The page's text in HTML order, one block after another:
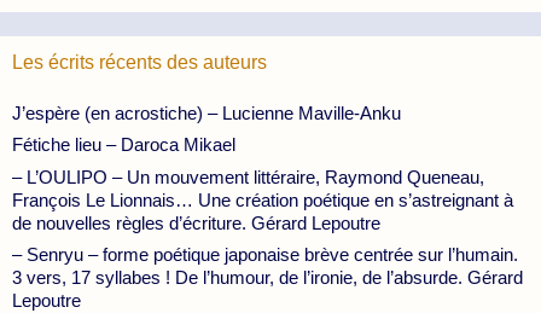
Les écrits récents des auteurs
J’espère (en acrostiche) – Lucienne Maville-Anku
Fétiche lieu – Daroca Mikael
– L’OULIPO – Un mouvement littéraire, Raymond Queneau,
François Le Lionnais… Une création poétique en s’astreignant à
de nouvelles règles d’écriture. Gérard Lepoutre
– Senryu – forme poétique japonaise brève centrée sur l’humain.
3 vers, 17 syllabes ! De l’humour, de l’ironie, de l’absurde. Gérard
Lepoutre